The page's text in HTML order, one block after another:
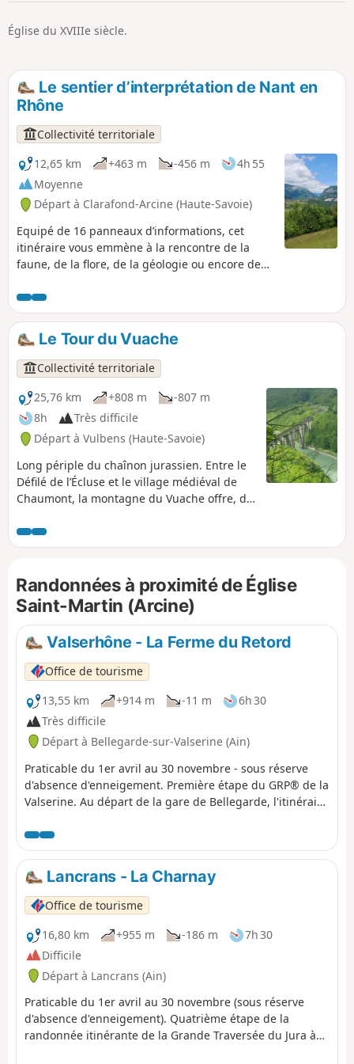
Église du XVIIIe siècle.
Le sentier d’interprétation de Nant en
Rhône
Collectivité territoriale
12,65 km
+463 m -456 m
4h 55
Moyenne
Départ à Clarafond-Arcine (Haute-Savoie)
Equipé de 16 panneaux d’informations, cet
itinéraire vous emmène à la rencontre de la
faune, de la flore, de la géologie ou encore de
Le Tour du Vuache
Collectivité territoriale
25,76 km
+808 m
-807 m
8h
Très difficile
Départ à Vulbens (Haute-Savoie)
Long périple du chaînon jurassien. Entre le
Défilé de l’Écluse et le village médiéval de
Chaumont, la montagne du Vuache offre, de
un contraste saisissant !
Randonnées à proximité de Église
Saint-Martin (Arcine)
Valserhône - La Ferme du Retord
Office de tourisme
13,55 km
+914 m -11 m
6h 30
Très difficile
Départ à Bellegarde-sur-Valserine (Ain)
Praticable du 1er avril au 30 novembre - sous réserve
d'absence d'enneigement. Première étape du GRP® de la
Valserine. Au départ de la gare de Bellegarde, l'itinéraire
de grimper vers le plateau de Retord. Après 1h30 de
montée en forêt, un splendide panorama sur le Jura et
les Alpes vous attend. L'étape s'achève à la Charnay, avec
la possibilité de dormir à la Ferme de Retord ou de
pousser jusqu'au Refuge de la Conay.
Lancrans - La Charnay
Office de tourisme
16,80 km
+955 m -186 m
7h 30
Difficile
Départ à Lancrans (Ain)
Praticable du 1er avril au 30 novembre (sous réserve
d'absence d'enneigement). Quatrième étape de la
randonnée itinérante de la Grande Traversée du Jura à